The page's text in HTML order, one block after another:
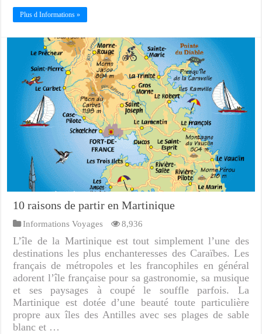
Plus d Informations »
10 raisons de partir en Martinique
Informations Voyages 8,936
L’île de la Martinique est tout simplement l’une des
destinations les plus enchanteresses des Caraïbes. Les
français de métropoles et les francophiles en général
adorent l’île française pour sa gastronomie, sa musique
et ses paysages à coupé le souffle parfois. La
Martinique est dotée d’une beauté toute particulière
propre aux îles des Antilles avec ses plages de sable
blanc et …